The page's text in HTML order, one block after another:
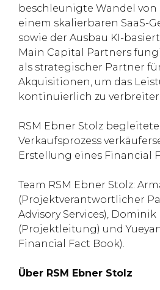
beschleunigte Wandel
einem skalierbaren SaaS-
sowie der Ausbau KI-
Main Capital Partners
als strategischer Partner
Akquisitionen, um das
kontinuierlich zu
RSM Ebner Stolz
Verkaufsprozess
Erstellung eines Financial
Team RSM Ebner Stolz:
(Projektverantwortlicher
Advisory Services),
(Projektleitung) und
Financial Fact Book).
Über RSM Ebner Stolz